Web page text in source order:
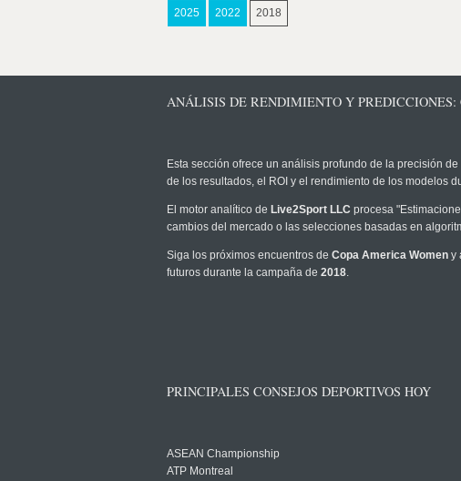
2025 2022 2018
ANÁLISIS DE RENDIMIENTO Y
Esta sección ofrece un análisis profundo de la precisión
de los resultados, el ROI y el rendimiento de los modelos
El motor analítico de Live2Sport LLC procesa
cambios del mercado o las selecciones basadas en
Siga los próximos encuentros de Copa America Women y
futuros durante la campaña de 2018.
PRINCIPALES CONSEJOS DEPORTIVOS HOY
ASEAN Championship
ATP Montreal